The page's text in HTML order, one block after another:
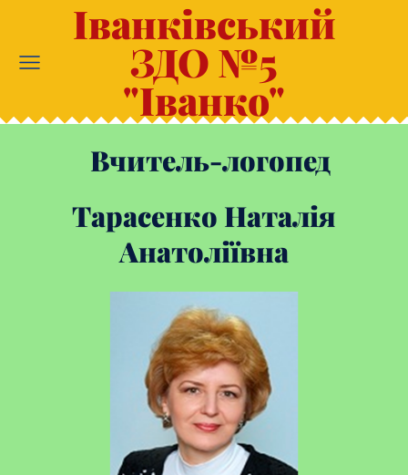
Іванківський
ЗДО №5
"Іванко"
Вчитель-логопед
Тарасенко Наталія
Анатоліївна